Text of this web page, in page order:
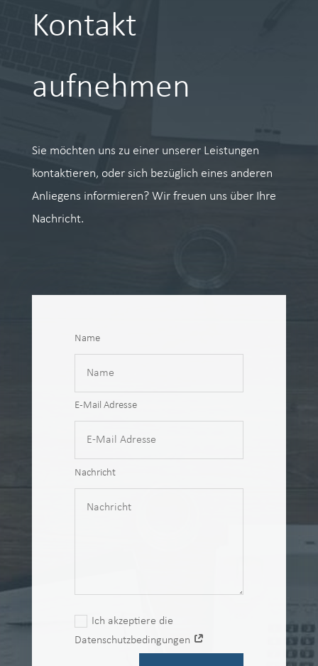
Kontakt
aufnehmen
Sie möchten uns zu einer unserer Leistungen
kontaktieren, oder sich bezüglich eines anderen
Anliegens informieren? Wir freuen uns über Ihre
Nachricht.
Name
E-Mail Adresse
Nachricht
Ich akzeptiere die
Datenschutzbedingungen